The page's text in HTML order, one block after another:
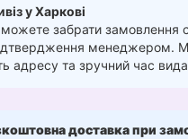
у Харкові
забрати замовлення
менеджером.
адресу та зручний час
доставка при